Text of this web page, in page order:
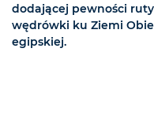
dodającej pewności
wędrówki ku Ziemi
egipskiej.